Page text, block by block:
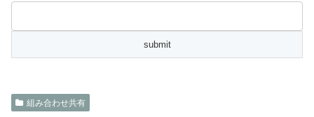
組み合わせ共有